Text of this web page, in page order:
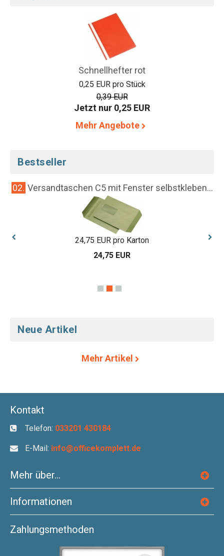
Schnellhefter rot
0,25 EUR pro Stück
0,39 EUR
Jetzt nur 0,25 EUR
Mehr Angebote
Bestseller
02. Versandtaschen C5 mit Fenster selbstkleben...
24,75 EUR pro Karton
24,75 EUR
Neue Artikel
Mehr Artikel
Kontakt
Telefon: 033201 430184
E-Mail: info@officekomplett.de
Mehr über...
Informationen
Zahlungsmethoden